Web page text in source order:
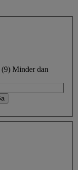
(9) Minder dan